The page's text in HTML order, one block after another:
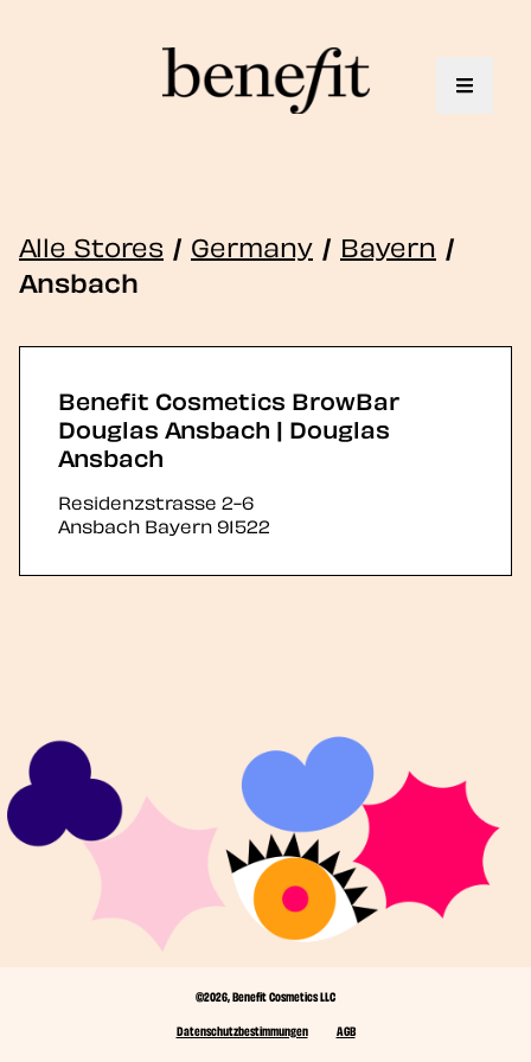
Toggle
Alle Stores / Germany / Bayern /
Ansbach
Benefit Cosmetics BrowBar
Douglas Ansbach | Douglas
Ansbach
Residenzstrasse 2-6
Ansbach Bayern 91522
©2026, Benefit Cosmetics LLC
Datenschutzbestimmungen
AGB